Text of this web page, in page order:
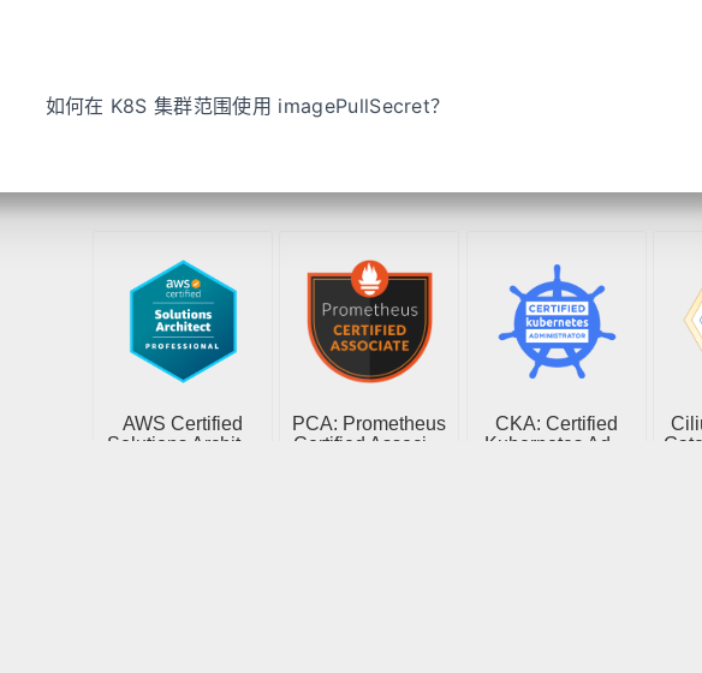
如何在 K8S 集群范围使用 imagePullSecret？